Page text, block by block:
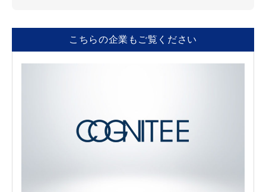
こちらの企業もご覧ください